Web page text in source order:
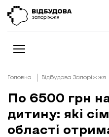
Новини
Відбудова Запоріжжя
Ексклюзив
Головна Відбудова Запоріжжя
По 6500 грн
дитину: які
області